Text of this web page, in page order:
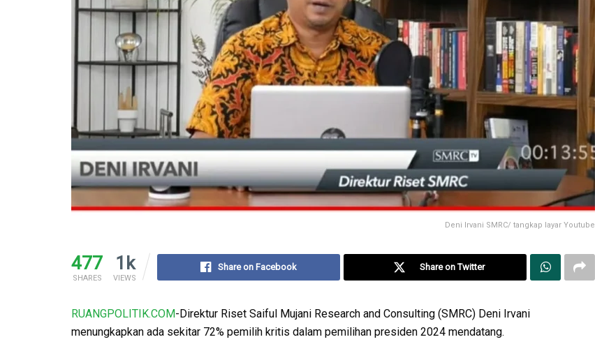
Deni Irvani SMRC/ tangkap layar Youtube
477
SHARES
1k
VIEWS
Share on Facebook Share on Twitter
RUANGPOLITIK.COM-Direktur Riset Saiful Mujani Research and Consulting (SMRC) Deni Irvani
menungkapkan ada sekitar 72% pemilih kritis dalam pemilihan presiden 2024 mendatang.